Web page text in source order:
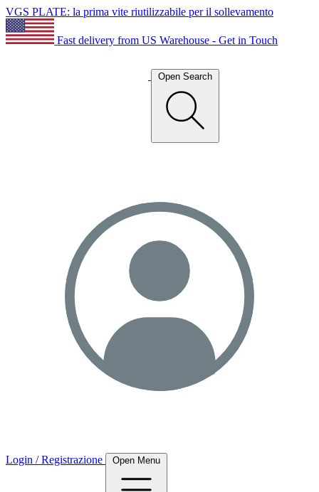
VGS PLATE: la prima vite riutilizzabile per il sollevamento
Fast delivery from US Warehouse - Get in Touch
Open Search
Login / Registrazione Open Menu